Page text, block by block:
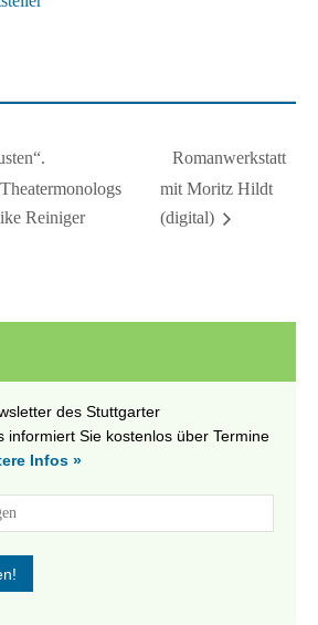
Reiniger
Romanwerkstatt
mit Moritz Hildt
(digital)
des Stuttgarter
informiert Sie kostenlos über Termine
Infos »